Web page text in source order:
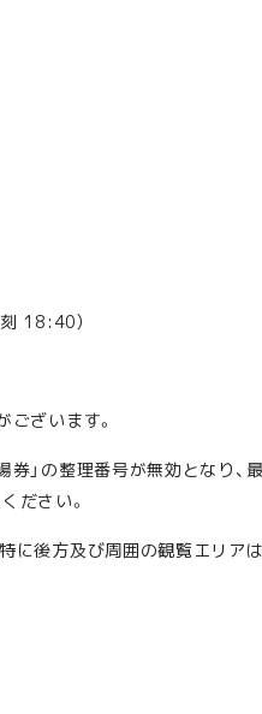
18:40）
ざいます。
」の整理番号が無効となり
ださい。
後方及び周囲の観覧エリア